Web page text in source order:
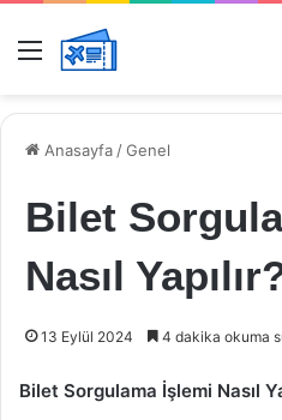
Menü
Anasayfa /Genel
Bilet
Nasıl
13 Eylül 2024 4 dakika okuma
Bilet Sorgulama İşlemi Nasıl